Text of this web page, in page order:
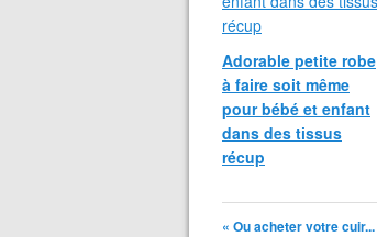
Adorable petite robe
à faire soit même
pour bébé et enfant
dans des tissus
récup
« Ou acheter votre cuir...